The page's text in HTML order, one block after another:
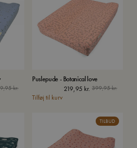
kr.Den
oprindelige
Den
aktuelle
Puslepude - Botanical love
399,95kr.Den
var:
399,95
219,95 kr.
Den
er:
219,95
Tilføj til kurv
TILBUD